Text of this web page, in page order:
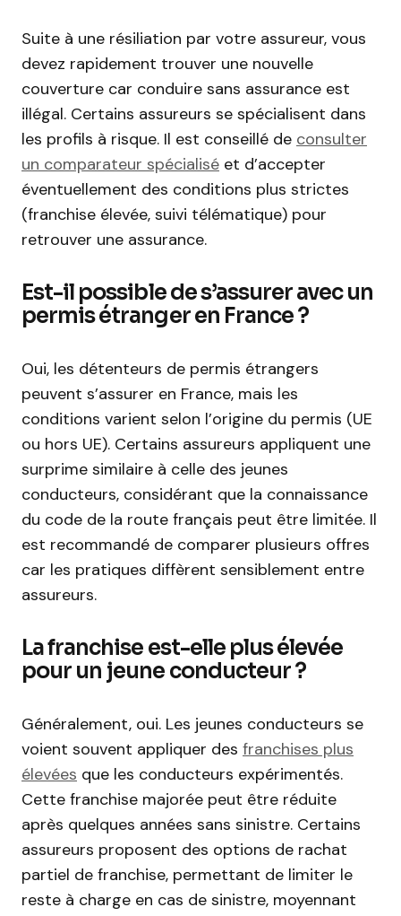
Suite à une résiliation par votre assureur, vous
devez rapidement trouver une nouvelle
couverture car conduire sans assurance est
illégal. Certains assureurs se spécialisent dans
les profils à risque. Il est conseillé de consulter
un comparateur spécialisé et d’accepter
éventuellement des conditions plus strictes
(franchise élevée, suivi télématique) pour
retrouver une assurance.
Est-il possible de s’assurer avec un
permis étranger en France ?
Oui, les détenteurs de permis étrangers
peuvent s’assurer en France, mais les
conditions varient selon l’origine du permis (UE
ou hors UE). Certains assureurs appliquent une
surprime similaire à celle des jeunes
conducteurs, considérant que la connaissance
du code de la route français peut être limitée. Il
est recommandé de comparer plusieurs offres
car les pratiques diffèrent sensiblement entre
assureurs.
La franchise est-elle plus élevée
pour un jeune conducteur ?
Généralement, oui. Les jeunes conducteurs se
voient souvent appliquer des franchises plus
élevées que les conducteurs expérimentés.
Cette franchise majorée peut être réduite
après quelques années sans sinistre. Certains
assureurs proposent des options de rachat
partiel de franchise, permettant de limiter le
reste à charge en cas de sinistre, moyennant